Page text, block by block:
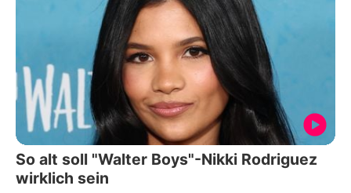
So alt soll "Walter Boys"-Nikki Rodriguez
wirklich sein